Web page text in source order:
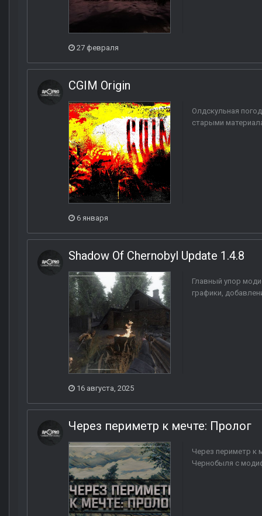
27 февраля
CGIM Origin
Олдскульная
старыми
6 января
Shadow Of Chernobyl Update 1.4.8
Главный упор
графики,
16 августа, 2025
Через периметр к мечте: Пролог
Через периметр к
Чернобыля с